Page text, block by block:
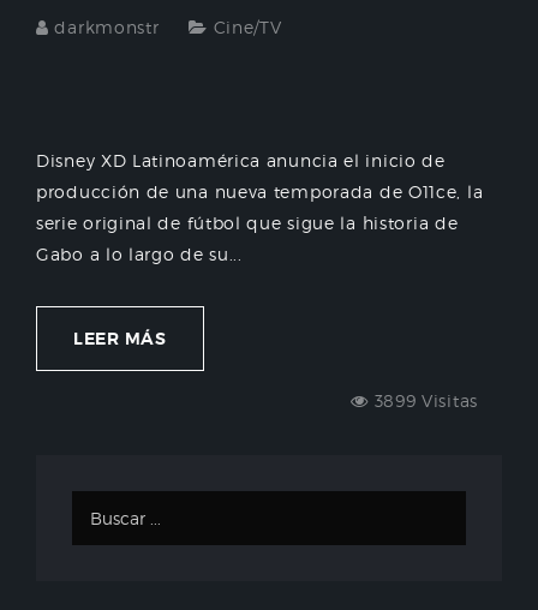
darkmonstr Cine/TV
Disney XD Latinoamérica anuncia el inicio de
producción de una nueva temporada de O11ce, la
serie original de fútbol que sigue la historia de
Gabo a lo largo de su...
LEER MÁS
3899 Visitas